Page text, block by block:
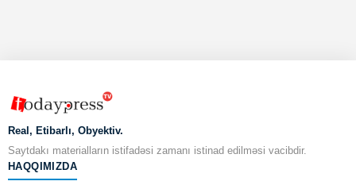
Real, Etibarlı, Obyektiv.
Saytdakı materialların istifadəsi zamanı istinad edilməsi vacibdir.
HAQQIMIZDA